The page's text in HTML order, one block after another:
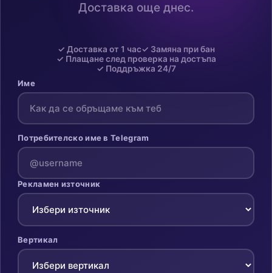
Доставка още днес.
✓ Доставка от 1 час✓ Замяна при бан
✓ Плащане след проверка на достъпа
✓ Поддръжка 24/7
Име
Потребителско име в Telegram
Рекламен източник
Вертикал